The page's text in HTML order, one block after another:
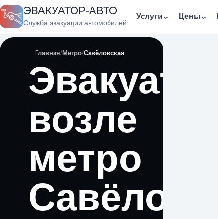
ЭВАКУАТОР-АВТО
Служба эвакуации автомобилей
Услуги ⌄ Цены ⌄
Главная Метро Савёловская
возле
метро